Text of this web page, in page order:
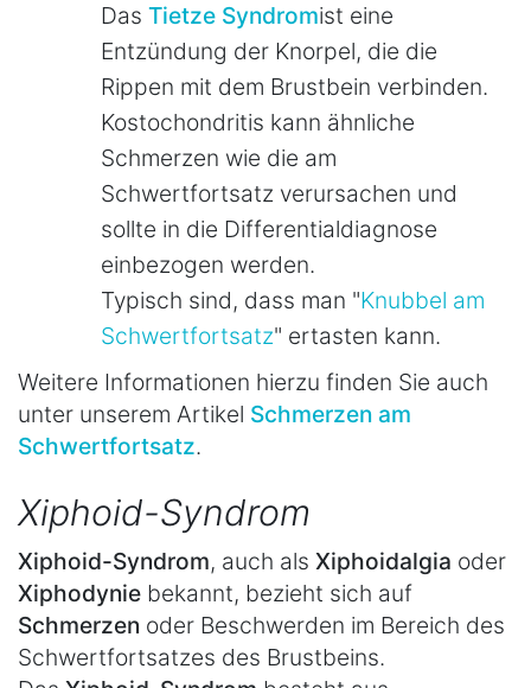
Das Tietze Syndromist eine
Entzündung der Knorpel, die die
Rippen mit dem Brustbein verbinden.
Kostochondritis kann ähnliche
Schmerzen wie die am
Schwertfortsatz verursachen und
sollte in die Differentialdiagnose
einbezogen werden.
Typisch sind, dass man "Knubbel am
Schwertfortsatz" ertasten kann.
Weitere Informationen hierzu finden Sie auch
unter unserem Artikel Schmerzen am
Schwertfortsatz.
Xiphoid-Syndrom
Xiphoid-Syndrom, auch als Xiphoidalgia oder
Xiphodynie bekannt, bezieht sich auf
Schmerzen oder Beschwerden im Bereich des
Schwertfortsatzes des Brustbeins.